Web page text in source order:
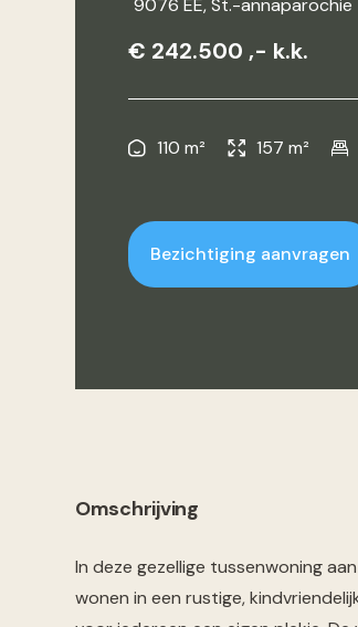
9076 EE, St.-annaparochie
€ 242.500 ,- k.k.
110 m² 157 m²
Bezichtiging aanvragen
Omschrijving
In deze gezellige tussenwoning
wonen in een rustige,